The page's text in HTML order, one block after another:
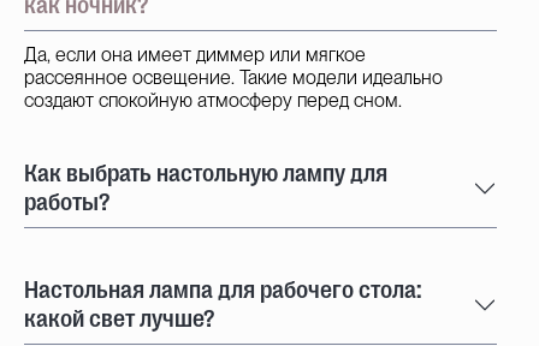
Да, если она имеет диммер или мягкое
рассеянное освещение. Такие модели идеально
создают спокойную атмосферу перед сном.
Как выбрать настольную лампу для
работы?
Настольная лампа для рабочего стола:
какой свет лучше?